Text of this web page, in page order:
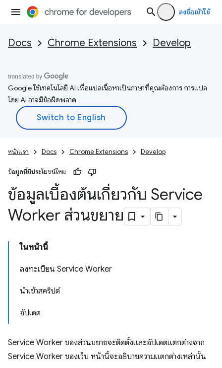
ลงชื่อเข้าใช้
Docs Chrome Extensions Develop
Google ใช้เทคโนโลยี AI เพื่อแปลเนื้อหาเป็นภาษาที่คุณต้องการ การแปล
โดย AI อาจมีข้อผิดพลาด
หน้าแรก Docs Chrome Extensions Develop
ข้อมูลนี้มีประโยชน์ไหม
ข้อมูลเบื้องต้นเกี่ยวกับ Service
Worker ส่วนขยาย
ในหน้านี้
ลงทะเบียน Service Worker
นำเข้าสคริปต์
อัปเดต
Service Worker ของส่วนขยายจะติดตั้งและอัปเดตแตกต่างจาก
Service Worker ของเว็บ หน้านี้จะอธิบายความแตกต่างเหล่านั้น